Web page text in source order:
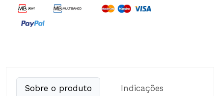
Sobre o produto Indicações